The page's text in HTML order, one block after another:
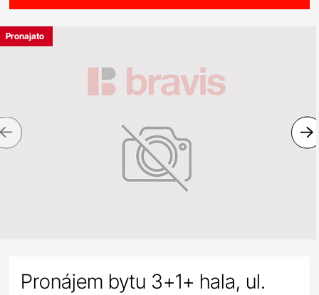
Pronajato
Pronájem bytu 3+1+ hala, ul.